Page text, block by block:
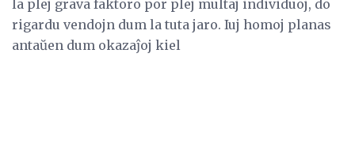
la plej grava faktoro por plej multaj individuoj, do
rigardu vendojn dum la tuta jaro. Iuj homoj planas
antaŭen dum okazaĵoj kiel